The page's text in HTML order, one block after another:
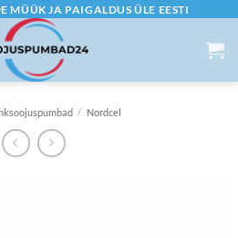
MÜÜK JA PAIGALDUS ÜLE EESTI
/ Nordcel